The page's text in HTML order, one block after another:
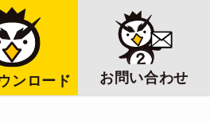
ンロード お問い合わせ